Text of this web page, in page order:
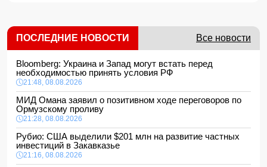
ПОСЛЕДНИЕ НОВОСТИ Все новости
Bloomberg: Украина и Запад могут встать перед
необходимостью принять условия РФ
21:48, 08.08.2026
МИД Омана заявил о позитивном ходе переговоров по
Ормузскому проливу
21:28, 08.08.2026
Рубио: США выделили $201 млн на развитие частных
инвестиций в Закавказье
21:16, 08.08.2026